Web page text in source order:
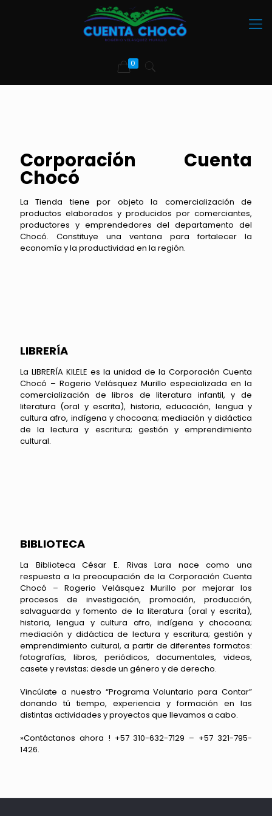
0
Corporación Cuenta
Chocó
La Tienda tiene por objeto la comercialización de
productos elaborados y producidos por comerciantes,
productores y emprendedores del departamento del
Chocó. Constituye una ventana para fortalecer la
economía y la productividad en la región.
LIBRERÍA
La LIBRERÍA KILELE es la unidad de la Corporación Cuenta
Chocó – Rogerio Velásquez Murillo especializada en la
comercialización de libros de literatura infantil, y de
literatura (oral y escrita), historia, educación, lengua y
cultura afro, indígena y chocoana; mediación y didáctica
de la lectura y escritura; gestión y emprendimiento
cultural.
BIBLIOTECA
La Biblioteca César E. Rivas Lara nace como una
respuesta a la preocupación de la Corporación Cuenta
Chocó – Rogerio Velásquez Murillo por mejorar los
procesos de investigación, promoción, producción,
salvaguarda y fomento de la literatura (oral y escrita),
historia, lengua y cultura afro, indígena y chocoana;
mediación y didáctica de lectura y escritura; gestión y
emprendimiento cultural, a partir de diferentes formatos:
fotografías, libros, periódicos, documentales, videos,
casete y revistas; desde un género y de derecho.
Vincúlate a nuestro “Programa Voluntario para Contar”
donando tú tiempo, experiencia y formación en las
distintas actividades y proyectos que llevamos a cabo.
»Contáctanos ahora ! +57 310-632-7129 – +57 321-795-
1426.